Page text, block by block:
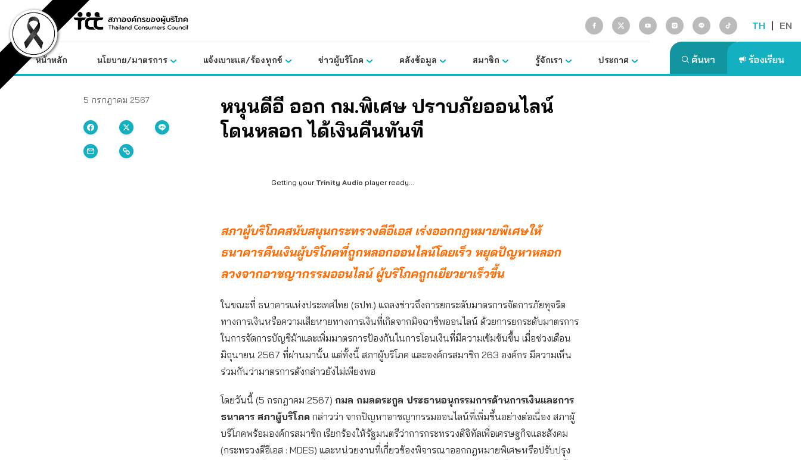
content
TH | EN
หน้าหลัก นโยบาย/มาตรการ แจ้งเบาะแส/ร้องทุกข์ ข่าวผู้บริโภค คลังข้อมูล สมาชิก รู้จักเรา ประกาศ
5 กรกฎาคม 2567
หนุนดีอี ออก กม.พิเศษ ปราบภัยออนไลน์
โดนหลอก ได้เงินคืนทันที
Getting your Trinity Audio player ready...
สภาผู้บริโภคสนับสนุนกระทรวงดีอีเอส เร่งออกกฎหมายพิเศษให้
ธนาคารคืนเงินผู้บริโภคที่ถูกหลอกออนไลน์โดยเร็ว หยุดปัญหาหลอก
ลวงจากอาชญากรรมออนไลน์ ผู้บริโภคถูกเยียวยาเร็วขึ้น
ในขณะที่ ธนาคารแห่งประเทศไทย (ธปท.) แถลงข่าวถึงการยกระดับมาตรการจัดการภัยทุจริต
ทางการเงินหรือความเสียหายทางการเงินที่เกิดจากมิจฉาชีพออนไลน์ ด้วยการยกระดับมาตรการ
ในการจัดการบัญชีม้าและเพิ่มมาตรการป้องกันในการโอนเงินที่มีความเข้มข้นขึ้น เมื่อช่วงเดือน
มิถุนายน 2567 ที่ผ่านมานั้น แต่ทั้งนี้ สภาผู้บริโภค และองค์กรสมาชิก 263 องค์กร มีความเห็น
ร่วมกันว่ามาตรการดังกล่าวยังไม่เพียงพอ
โดยวันนี้ (5 กรกฎาคม 2567) กมล กมลตระกูล ประธานอนุกรรมการด้านการเงินและการ
ธนาคาร สภาผู้บริโภค กล่าวว่า จากปัญหาอาชญากรรมออนไลน์ที่เพิ่มขึ้นอย่างต่อเนื่อง สภาผู้
บริโภคพร้อมองค์กรสมาชิก เรียกร้องให้รัฐมนตรีว่าการกระทรวงดิจิทัลเพื่อเศรษฐกิจและสังคม
(กระทรวงดีอีเอส : MDES) และหน่วยงานที่เกี่ยวข้องพิจารณาออกกฎหมายพิเศษหรือปรับปรุง